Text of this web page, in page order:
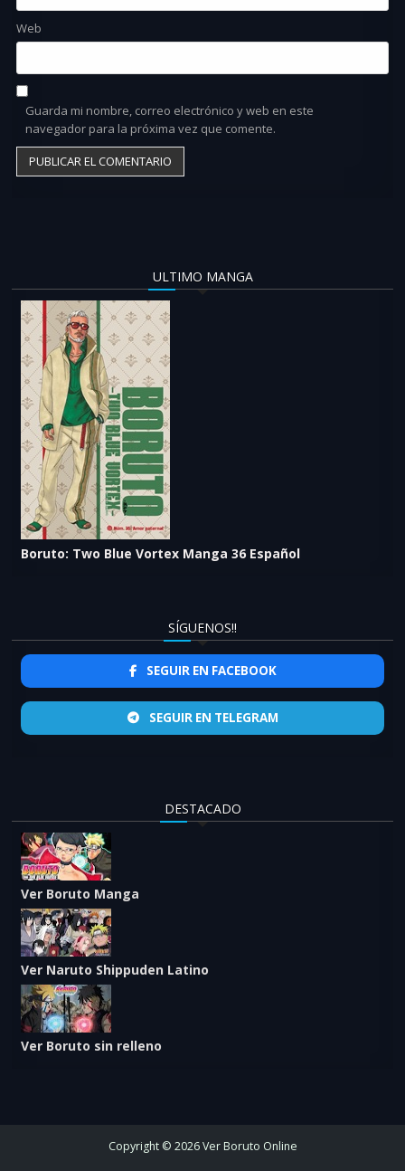
Web
Guarda mi nombre, correo electrónico y web en este
navegador para la próxima vez que comente.
ULTIMO MANGA
Boruto: Two Blue Vortex Manga 36 Español
SÍGUENOS!!
SEGUIR EN FACEBOOK
SEGUIR EN TELEGRAM
DESTACADO
Ver Boruto Manga
Ver Naruto Shippuden Latino
Ver Boruto sin relleno
Copyright © 2026 Ver Boruto Online